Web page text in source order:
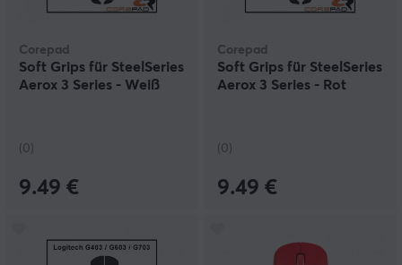
Corepad
Soft Grips für SteelSeries
Aerox 3 Series - Weiß
(0)
9.49 €
Corepad
Soft Grips für SteelSeries
Aerox 3 Series - Rot
(0)
9.49 €